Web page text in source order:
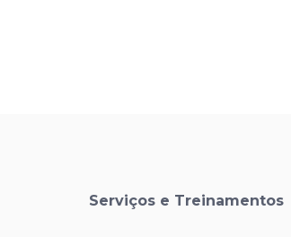
Serviços e Treinamentos